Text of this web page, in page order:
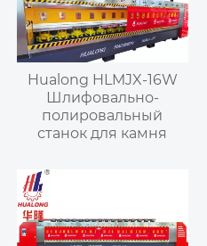
Hualong HLMJX-16W
Шлифовально-
полировальный
станок для камня